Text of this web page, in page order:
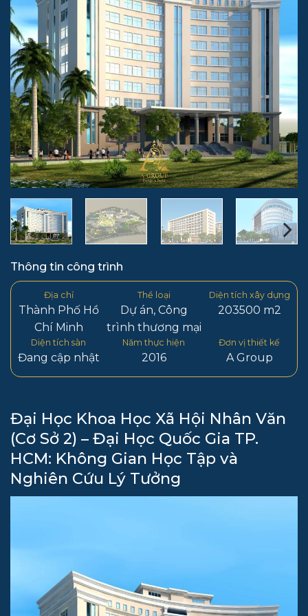
Thông tin công trình
Địa chỉ
Thành Phố Hồ
Chí Minh
Thể loại
Dự án, Công
trình thương mại
Diện tích xây dựng
203500 m2
Diện tích sàn
Đang cập nhật
Năm thực hiện
2016
Đơn vị thiết kế
A Group
Đại Học Khoa Học Xã Hội Nhân Văn
(Cơ Sở 2) – Đại Học Quốc Gia TP.
HCM: Không Gian Học Tập và
Nghiên Cứu Lý Tưởng